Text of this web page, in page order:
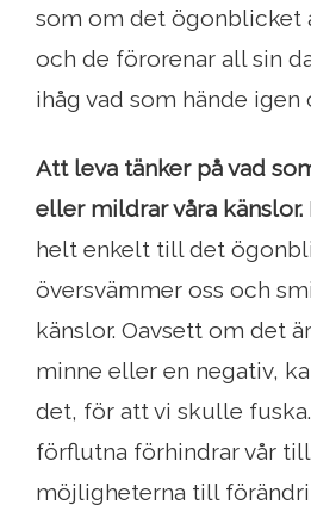
som om det ögonblicket
och de förorenar all sin
ihåg vad som hände igen
Att leva tänker på vad
eller mildrar våra känslor.
helt enkelt till det
översvämmer oss och
känslor. Oavsett om det
minne eller en negativ,
det, för att vi skulle
förflutna förhindrar vår
möjligheterna till